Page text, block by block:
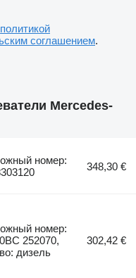
политикой
соглашением.
Mercedes-
номер:
348,30 €
номер:
252070,
дизель
302,42 €